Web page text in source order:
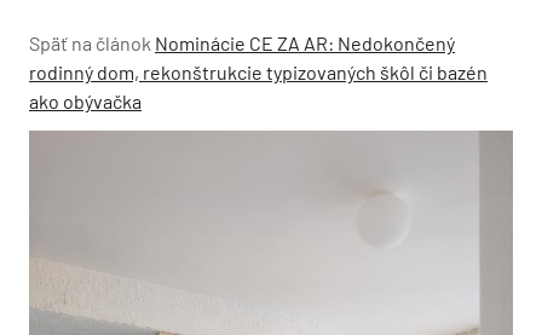
Späť na článok Nominácie CE ZA AR: Nedokončený
rodinný dom, rekonštrukcie typizovaných škôl či bazén
ako obývačka